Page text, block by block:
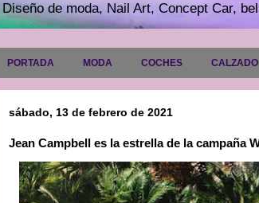
Diseño de moda, Nail Art, Concept Car,
PORTADA MODA COCHES CALZADO
sábado, 13 de febrero de 2021
Jean Campbell es la estrella de la campaña